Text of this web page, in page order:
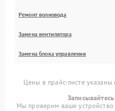
Ремонт волновода
Замена вентилятора
Замена блока управления
Цены в прайс-листе
Мы проверим ваше